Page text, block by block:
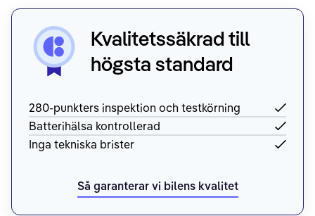
Kvalitetssäkrad till
högsta standard
280-punkters inspektion och testkörning
Batterihälsa kontrollerad
Inga tekniska brister
Så garanterar vi bilens kvalitet